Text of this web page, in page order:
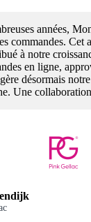
années,
commandes. Cet
à notre
en ligne,
désormais
Une